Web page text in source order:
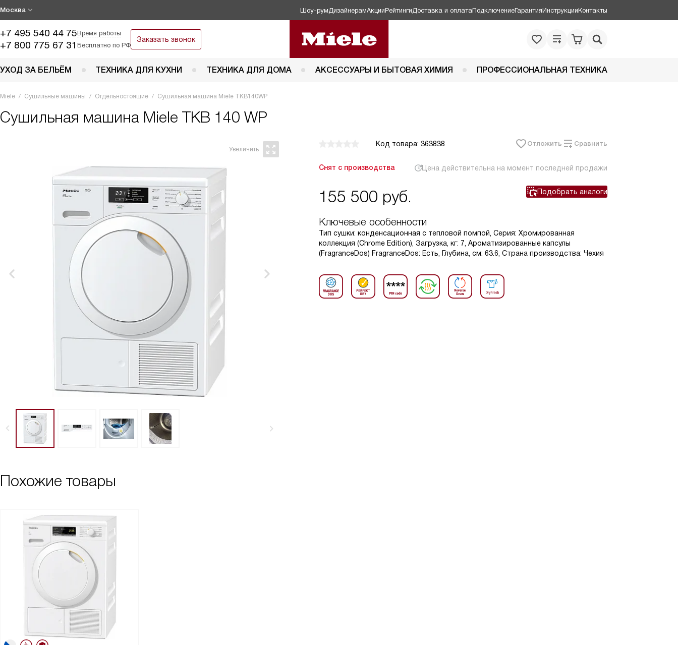
Москва Шоу-рум ДизайнерамАкцииРейтинги Доставка и оплатаПодключениеГарантияИнструкцииКонтакты
+7 495 540 44 75Время работы
+7 800 775 67 31 Бесплатно по РФ
Заказать звонок
УХОД ЗА БЕЛЬЁМ ТЕХНИКА ДЛЯ КУХНИ ТЕХНИКА ДЛЯ ДОМА АКСЕССУАРЫ И БЫТОВАЯ ХИМИЯ ПРОФЕССИОНАЛЬНАЯ ТЕХНИКА
Miele Сушильные машины Отдельностоящие Сушильная машина Miele TKB140WP
Сушильная машина Miele TKB 140 WP
Код товара: 363838 Отложить Сравнить
Снят с производства Цена действительна на момент последней продажи
155 500 руб. Подобрать аналоги
Ключевые особенности
Тип сушки: конденсационная с тепловой помпой, Серия: Хромированная
коллекция (Chrome Edition), Загрузка, кг: 7, Ароматизированные капсулы
(FragranceDos) FragranceDos: Есть, Глубина, см: 63.6, Страна производства: Чехия
Похожие товары